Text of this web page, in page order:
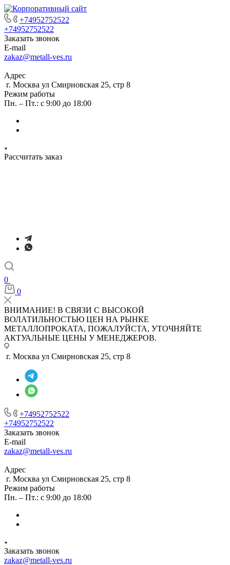
+74952752522
+74952752522
Заказать звонок
E-mail
zakaz@metall-ves.ru
Адрес
г. Москва ул Смирновская 25, стр 8
Режим работы
Пн. – Пт.: с 9:00 до 18:00
Рассчитать заказ
0
0
ВНИМАНИЕ! В СВЯЗИ С ВЫСОКОЙ
ВОЛАТИЛЬНОСТЬЮ ЦЕН НА РЫНКЕ
МЕТАЛЛОПРОКАТА, ПОЖАЛУЙСТА, УТОЧНЯЙТЕ
АКТУАЛЬНЫЕ ЦЕНЫ У МЕНЕДЖЕРОВ.
г. Москва ул Смирновская 25, стр 8
+74952752522
+74952752522
Заказать звонок
E-mail
zakaz@metall-ves.ru
Адрес
г. Москва ул Смирновская 25, стр 8
Режим работы
Пн. – Пт.: с 9:00 до 18:00
Заказать звонок
zakaz@metall-ves.ru